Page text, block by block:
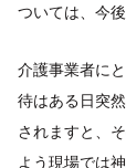
ついては、今
介護事業者に
待はある日突
されますと、
よう現場では